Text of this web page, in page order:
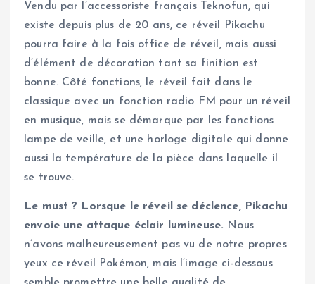
Vendu par l’accessoriste français Teknofun, qui
existe depuis plus de 20 ans, ce réveil Pikachu
pourra faire à la fois office de réveil, mais aussi
d’élément de décoration tant sa finition est
bonne. Côté fonctions, le réveil fait dans le
classique avec un fonction radio FM pour un réveil
en musique, mais se démarque par les fonctions
lampe de veille, et une horloge digitale qui donne
aussi la température de la pièce dans laquelle il
se trouve.
Le must ? Lorsque le réveil se déclence, Pikachu
envoie une attaque éclair lumineuse. Nous
n’avons malheureusement pas vu de notre propres
yeux ce réveil Pokémon, mais l’image ci-dessous